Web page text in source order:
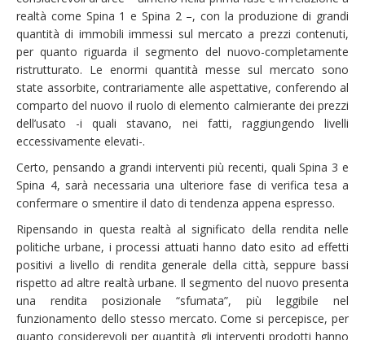
realtà come Spina 1 e Spina 2 –, con la produzione di grandi
quantità di immobili immessi sul mercato a prezzi contenuti,
per quanto riguarda il segmento del nuovo-completamente
ristrutturato. Le enormi quantità messe sul mercato sono
state assorbite, contrariamente alle aspettative, conferendo al
comparto del nuovo il ruolo di elemento calmierante dei prezzi
dell’usato -i quali stavano, nei fatti, raggiungendo livelli
eccessivamente elevati-.
Certo, pensando a grandi interventi più recenti, quali Spina 3 e
Spina 4, sarà necessaria una ulteriore fase di verifica tesa a
confermare o smentire il dato di tendenza appena espresso.
Ripensando in questa realtà al significato della rendita nelle
politiche urbane, i processi attuati hanno dato esito ad effetti
positivi a livello di rendita generale della città, seppure bassi
rispetto ad altre realtà urbane. Il segmento del nuovo presenta
una rendita posizionale “sfumata”, più leggibile nel
funzionamento dello stesso mercato. Come si percepisce, per
quanto considerevoli per quantità gli interventi prodotti hanno